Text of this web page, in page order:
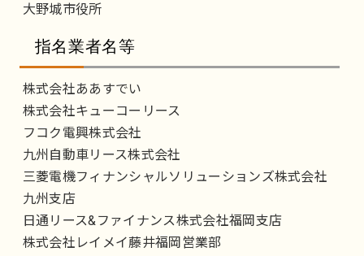
大野城市役所
指名業者名等
株式会社ああすでい
株式会社キューコーリース
フコク電興株式会社
九州自動車リース株式会社
三菱電機フィナンシャルソリューションズ株式会社
九州支店
日通リース&ファイナンス株式会社福岡支店
株式会社レイメイ藤井福岡営業部